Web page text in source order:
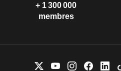
+ 1 300 000
membres